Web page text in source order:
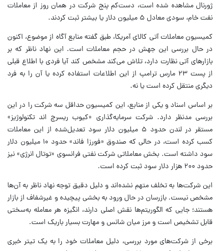
ژورنال مشاهده شده است، دست‌کم پنج شرکت در همان روز از معاملات
نفت خام، سودی معادل ۵ میلیون دلار یا بیشتر ثبت کردند.
کمیسیون معاملات آتی کالای آمریکا، طبق گفته منابع آگاه از موضوع، اکنون
در حال بررسی این جهش در حجم معاملات است. این نهاد ناظر که بر
بازارهای آتی نظارت دارد، تلاش می‌کند مشخص کند آیا فردی با اطلاع قبلی
از پست ۲۳ مارس ترامپ از این اطلاعات استفاده کرده یا آن را به فرد
دیگری منتقل کرده است یا نه.
بر اساس اسناد و یکی از منابع، این کمیسیون حداقل سه شرکت را در این
بررسی مدنظر دارد. شرکت سرمایه‌گذاری «کیوب ریسرچ اند تکنولوژیز»
مستقر در لندن حدود ۵ میلیون دلار سود تعدیل‌شده از این معاملات
کسب کرده است، در حالی که صندوق «فورزا فاند» حدود ۱۰ میلیون دلار
سود داشته است. بخش معاملاتی شرکت نفتی فرانسوی «توتال انرژی» نیز
حدود ۲۰۰ هزار دلار سود ثبت کرده است.
این شرکت‌ها به تخلف متهم نشده‌اند و دلیل دقیق توجه نهاد ناظر به آن‌ها
مشخص نیست. بازرسان در حال ورود به بخشی پیچیده و غیرشفاف از بازار
هستند؛ جایی که الگوریتم‌ها نقش اصلی دارند، انگیزه هر معامله به‌سختی
قابل تشخیص است و مرز میان شانس و مهارت بسیار باریک است.
برخی از شرکت‌های مورد بررسی، دلیل معاملات خود را به یک تیتر خبری